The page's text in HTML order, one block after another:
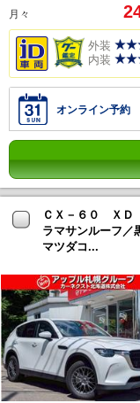
月々
外装
内装
オンライン予約
ＣＸ－６０ ＸＤ
ラマサンルーフ／
マツダコ...